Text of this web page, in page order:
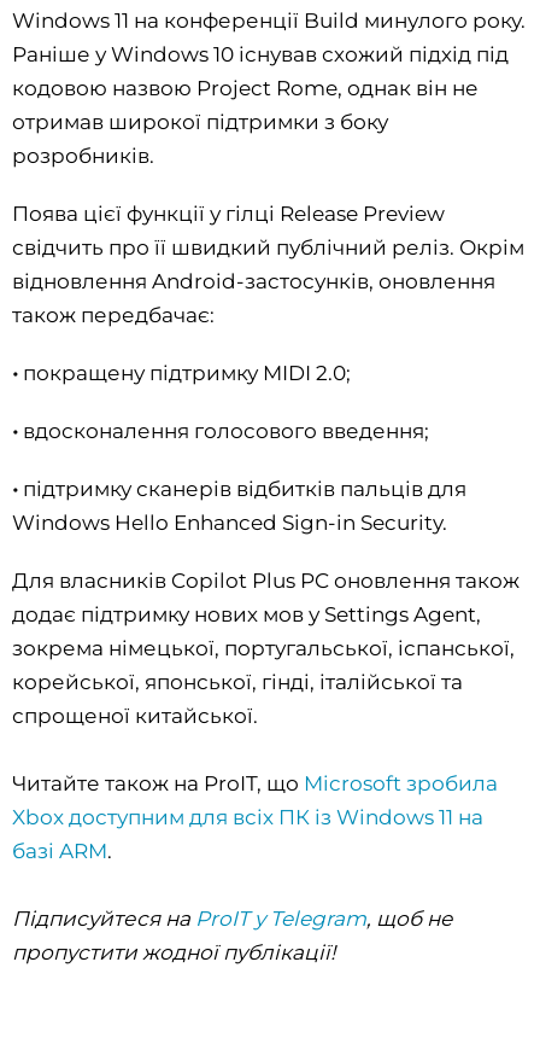
Windows 11 на конференції Build минулого року.
Раніше у Windows 10 існував схожий підхід під
кодовою назвою Project Rome, однак він не
отримав широкої підтримки з боку
розробників.
Поява цієї функції у гілці Release Preview
свідчить про її швидкий публічний реліз. Окрім
відновлення Android-застосунків, оновлення
також передбачає:
• покращену підтримку MIDI 2.0;
• вдосконалення голосового введення;
• підтримку сканерів відбитків пальців для
Windows Hello Enhanced Sign-in Security.
Для власників Copilot Plus PC оновлення також
додає підтримку нових мов у Settings Agent,
зокрема німецької, португальської, іспанської,
корейської, японської, гінді, італійської та
спрощеної китайської.
Читайте також на ProIT, що Microsoft зробила
Xbox доступним для всіх ПК із Windows 11 на
базі ARM.
Підписуйтеся на ProIT у Telegram, щоб не
пропустити жодної публікації!